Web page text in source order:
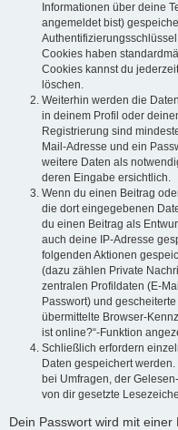
Informationen über deine
angemeldet bist)
Cookies haben
Cookies kannst du
löschen.
Weiterhin werden die
in deinem Profil oder
Registrierung sind
Mail-Adresse und ein
weitere Daten als
deren Eingabe ersichtlich.
Wenn du einen Beitrag
die dort eingegebenen
du einen Beitrag als
auch deine IP-Adresse
folgenden Aktionen
(dazu zählen Private
zentralen Profildaten (E-
Passwort) und
übermittelte Browser-
ist online?“-Funktion
Schließlich erfordern
Daten gespeichert
bei Umfragen, der
von dir gesetzte
Dein Passwort wird mit